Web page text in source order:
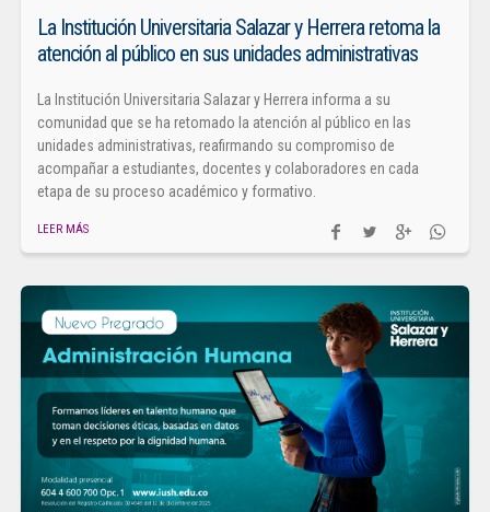
La Institución Universitaria Salazar y Herrera retoma la
atención al público en sus unidades administrativas
La Institución Universitaria Salazar y Herrera informa a su
comunidad que se ha retomado la atención al público en las
unidades administrativas, reafirmando su compromiso de
acompañar a estudiantes, docentes y colaboradores en cada
etapa de su proceso académico y formativo.
LEER MÁS